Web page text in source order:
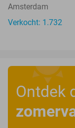
Amsterdam
Verkocht: 1.732
Ontdek